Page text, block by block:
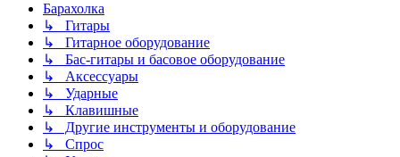
Барахолка
↳ Гитары
↳ Гитарное оборудование
↳ Бас-гитары и басовое оборудование
↳ Аксессуары
↳ Ударные
↳ Клавишные
↳ Другие инструменты и оборудование
↳ Спрос